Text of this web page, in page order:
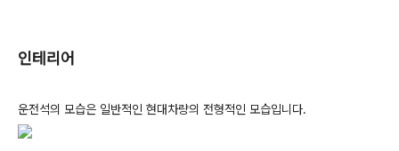
인테리어
운전석의 모습은 일반적인 현대차량의 전형적인 모습입니다.